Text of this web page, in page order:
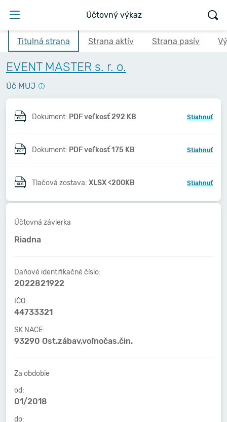
Účtovný výkaz
Titulná strana Strana aktív Strana pasív
EVENT MASTER s. r. o.
Úč MUJ
Dokument: PDF veľkosť 292 KB Stiahnuť
Dokument: PDF veľkosť 175 KB Stiahnuť
Tlačová zostava: XLSX <200KB Stiahnuť
Účtovná závierka
Riadna
Daňové identifikačné číslo:
2022821922
IČO:
44733321
SK NACE:
93290 Ost.zábav,voľnočas.čin.
Za obdobie
od:
01/2018
do: